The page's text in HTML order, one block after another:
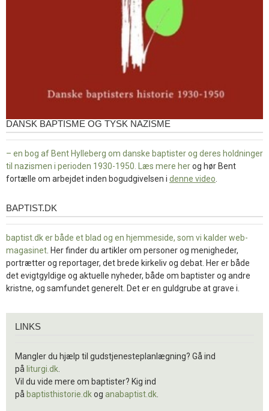
DANSK BAPTISME OG TYSK NAZISME
– en bog af Bent Hylleberg om danske baptister og deres holdninger
til nazismen i perioden 1930-1950. Læs mere herog hør Bent
fortælle om arbejdet inden bogudgivelsen i denne video
baptist.dk
BAPTIST.DK
baptist.dk er både et blad og en hjemmeside, som vi kalder web-
magasinet . Her finder du artikler om personer og menigheder,
portrætter og reportager, det brede kirkeliv og debat. Her er både
det evigtgyldige og aktuelle nyheder, både om baptister og andre
kristne, og samfundet generelt. Det er en guldgrube at grave i.
LINKS
Mangler du hjælp til gudstjenesteplanlægning? Gå ind
på liturgi.dk
Vil du vide mere om baptister? Kig ind
på baptisthistorie.dkog anabaptist.dk